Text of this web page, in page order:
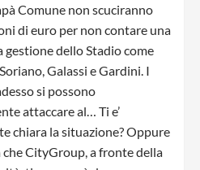
Comune non scuciranno
di euro per non contare una
gestione dello Stadio come
Galassi e Gardini. I
si possono
attaccare al… Ti e’
chiara la situazione? Oppure
che CityGroup, a fronte della